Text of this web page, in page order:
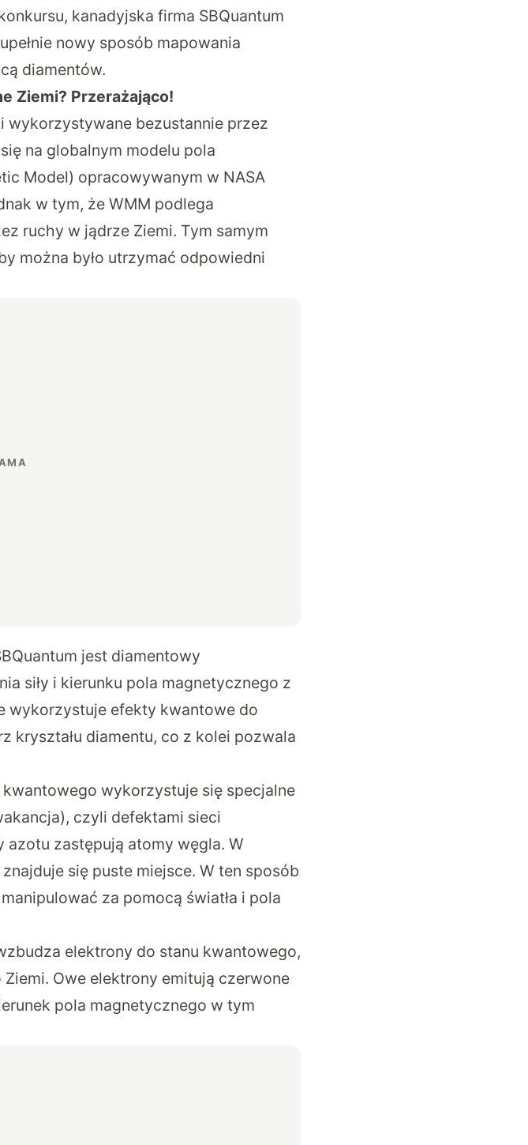
kanadyjska firma SBQuantum
nowy sposób mapowania
diamentów.
Ziemi? Przerażająco!
bezustannie przez
na globalnym modelu pola
Model) opracowywanym w NASA
w tym, że WMM podlega
ruchy w jądrze Ziemi. Tym samym
można było utrzymać odpowiedni
jest diamentowy
siły i kierunku pola magnetycznego z
wykorzystuje efekty kwantowe do
kryształu diamentu, co z kolei pozwala
wykorzystuje się specjalne
czyli defektami sieci
zastępują atomy węgla. W
się puste miejsce. W ten sposób
za pomocą światła i pola
elektrony do stanu kwantowego,
Owe elektrony emitują czerwone
pola magnetycznego w tym